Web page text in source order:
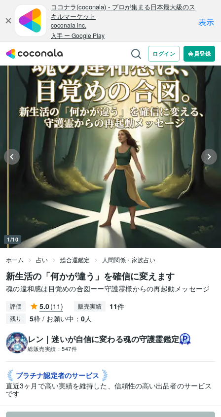
1/10
ホーム 占い 総合運鑑定 人間関係・家族占い
新生活の「何かが違う」を確信に変えます
魂の違和感は目覚めの合図ーー守護霊様からの再起動メッセージ
評価 5.0(11) 販売実績 11件
残り 5枠 / お願い中： 0人
レン｜迷いが自信に変わる魂の守護霊鑑定
総販売実績： 547件
プラチナ認定者のサービス
直近3ヶ月で高い実績を維持した、信頼性の高い出品者のサービス
です